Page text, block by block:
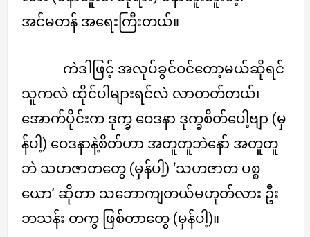
အင်မတန် အရေးကြီးတယ်။
ကဲဒါဖြင့် အလုပ်ခွင်ဝင်တော့မယ်ဆိုရင်
သူကလဲ ထိုင်ပါများရင်လဲ လာတတ်တယ်၊
အောက်ပိုင်းက ဒုက္ခ ဝေဒနာ ဒုက္ခစိတ်ပေါ့ဗျာ (မှ
န်ပါ့) ဝေဒနာနဲ့စိတ်ဟာ အတူတူဘဲနော် အတူတူ
ဘဲ သဟဇာတတွေ (မှန်ပါ့) ‘သဟဇာတ ပစ္စ
ယော’ ဆိုတာ သဘောကျတယ်မဟုတ်လား ဦး
ဘသန်း တကွ ဖြစ်တာတွေ (မှန်ပါ့)။